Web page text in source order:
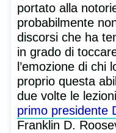
portato alla
probabilmente
discorsi che ha
in grado di
l’emozione di chi
proprio questa
due volte le
primo presidente
Franklin D.